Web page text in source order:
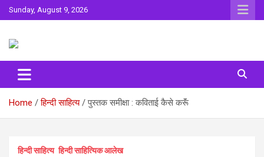
Skip
to
Sunday, August 9, 2026
Surta
Home हिन्दी साहित्य पुस्‍तक समीक्षा : कविताई कैसे करूॅं
हिन्दी साहित्य हिन्दी साहित्यिक आलेख